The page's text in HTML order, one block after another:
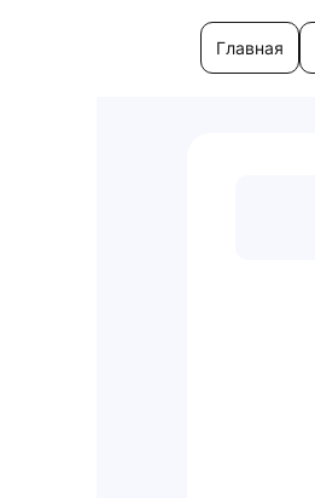
Главная